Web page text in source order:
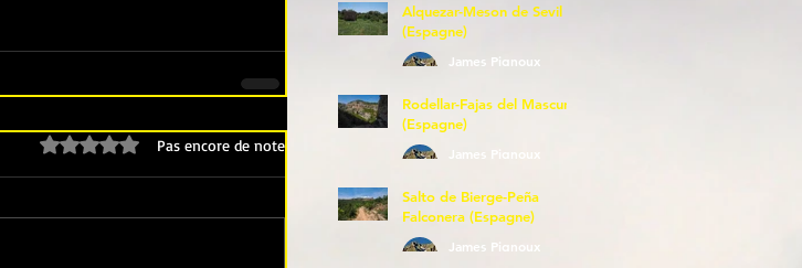
Noté 0 étoile sur 5. Pas encore de note
Alquezar-Meson de Sevil
(Espagne)
James Pignoux
Rodellar-Fajas del Mascun
(Espagne)
James Pignoux
Salto de Bierge-Peña
Falconera (Espagne)
James Pignoux